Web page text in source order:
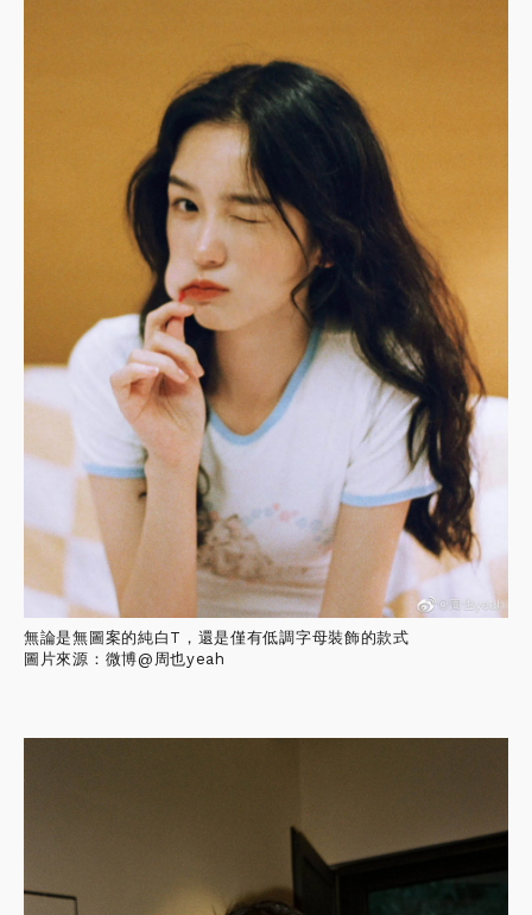
無論是無圖案的純白T，還是僅有低調字母裝飾的款式
圖片來源：微博@周也yeah